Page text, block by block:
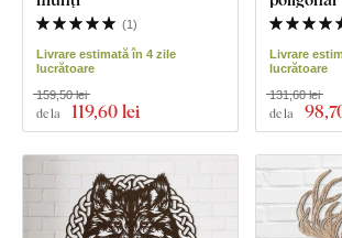
(1)
Livrare estimată în 4 zile
lucrătoare
de la 119,60 lei
159,50 lei
Livrare
lucrătoare
de la 98
131,60 lei